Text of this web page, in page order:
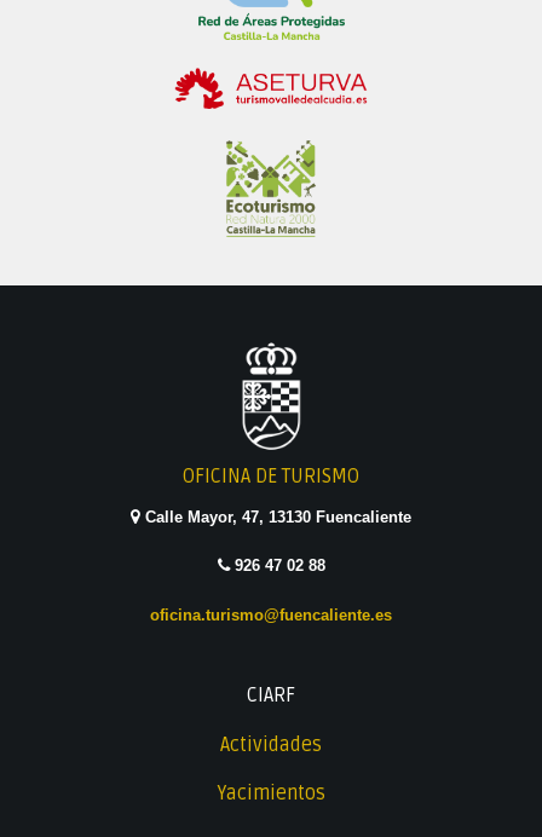
OFICINA DE TURISMO
Calle Mayor, 47, 13130 Fuencaliente
926 47 02 88
oficina.turismo@fuencaliente.es
CIARF
Actividades
Yacimientos